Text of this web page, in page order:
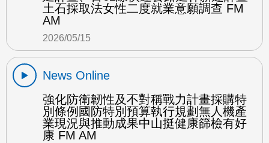
土石採取法女性二度就業意願調查 FM
AM
2026/05/15
News Online
強化防衛韌性及不對稱戰力計畫採購特
別條例國防特別預算執行規劃無人機產
業現況與推動成果中山挺健康篩檢有好
康 FM AM